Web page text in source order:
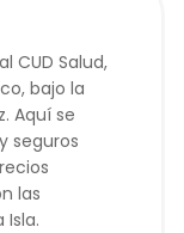
CUD Salud,
bajo la
Aquí se
seguros
las
Isla.